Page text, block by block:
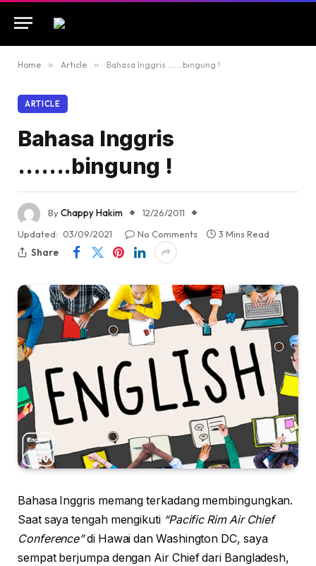
Home » Article » Bahasa Inggris …….bingung !
ARTICLE
Bahasa Inggris
…….bingung !
ByChappy Hakim
12/26/2011
Updated: 03/09/2021 No Comments
3 Mins Read
Share
Bahasa Inggris memang terkadang membingungkan.
Saat saya tengah mengikuti “Pacific Rim Air Chief
Conference”di Hawai dan Washington DC, saya
sempat berjumpa dengan Air Chief dari Bangladesh,